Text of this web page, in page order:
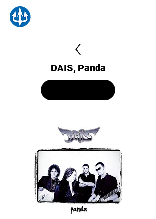
DAIS, Panda